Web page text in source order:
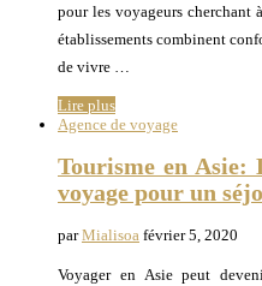
pour les voyageurs cherchant
établissements combinent
de vivre …
Lire plus
Agence de voyage
Tourisme en Asie:
voyage pour un
parMialisoa février 5, 2020
Voyager en Asie peut